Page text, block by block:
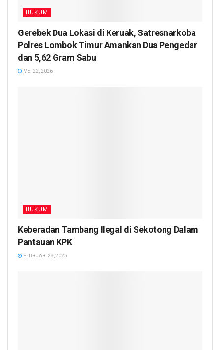
HUKUM
Gerebek Dua Lokasi di Keruak, Satresnarkoba
Polres Lombok Timur Amankan Dua Pengedar
dan 5,62 Gram Sabu
MEI 22, 2026
HUKUM
Keberadan Tambang Ilegal di Sekotong Dalam
Pantauan KPK
FEBRUARI 28, 2025